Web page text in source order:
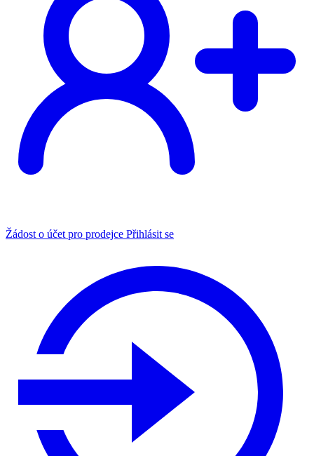
Žádost o účet pro prodejce Přihlásit se